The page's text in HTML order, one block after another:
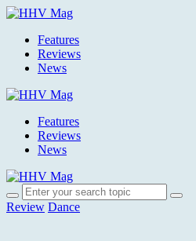
Features
Reviews
News
Features
Reviews
News
Review Dance